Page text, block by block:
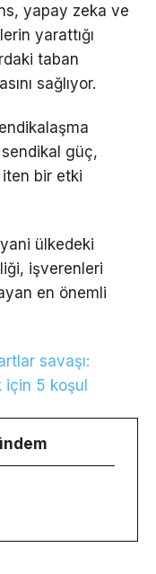
yapay zeka ve
yarattığı
taban
sağlıyor.
sendikal güç,
bir etki
ülkedeki
işverenleri
en önemli
savaşı:
için 5 koşul